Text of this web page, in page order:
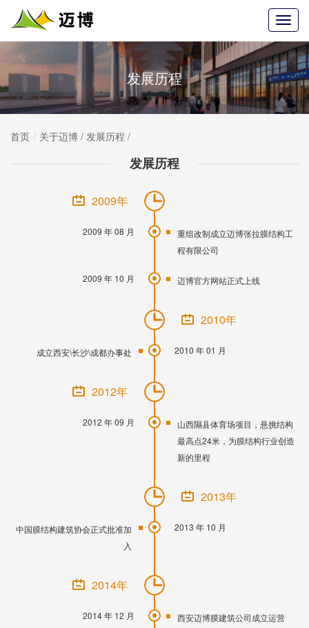
发展历程
首页 关于迈博 / 发展历程 /
发展历程
2009年
2009 年 08 月
重组改制成立迈博张拉膜结构工
程有限公司
2009 年 10 月 迈博官方网站正式上线
2010年
2010 年 01 月
成立西安\长沙\成都办事处
2012年
2012 年 09 月
山西隰县体育场项目，悬挑结构
最高点24米，为膜结构行业创造
新的里程
2013年
2013 年 10 月
中国膜结构建筑协会正式批准加
入
2014年
2014 年 12 月 西安迈博膜建筑公司成立运营